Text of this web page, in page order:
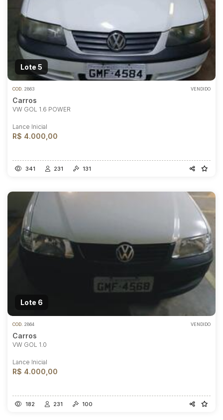
Lote 5
COD. 2863 VENDIDO
Carros
VW GOL 1.6 POWER
Lance Inicial
R$ 4.000,00
341 231 131
Lote 6
COD. 2864 VENDIDO
Carros
VW GOL 1.0
Lance Inicial
R$ 4.000,00
182 231 100